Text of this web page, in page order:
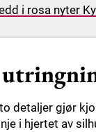
i rosa nyter
detaljer gjør
i hjertet av